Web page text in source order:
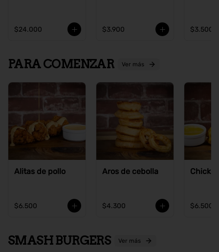
$24.000 $3.900 $3.500
PARA COMENZAR Ver más
Alitas de pollo
$6.500
Aros de cebolla
$4.300 $6.500
SMASH BURGERS Ver más